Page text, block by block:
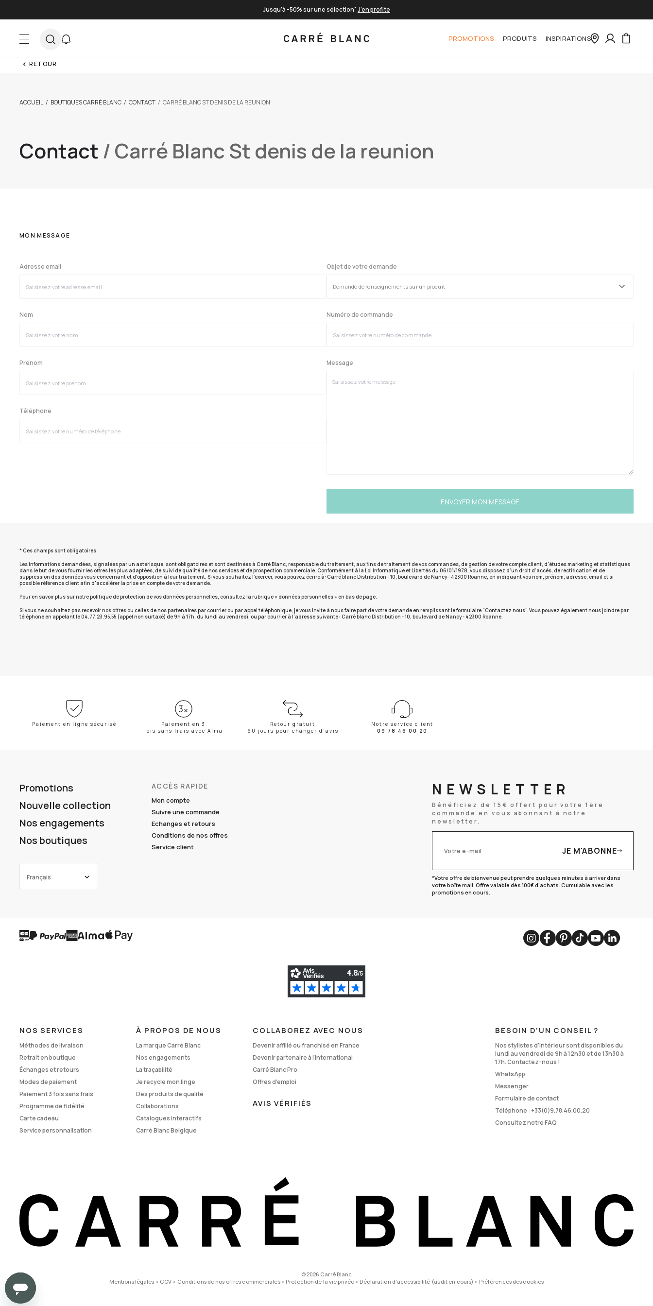
Jusqu'à -50% sur une sélection* J'en profite
PROMOTIONS PRODUITS INSPIRATIONS
RETOUR
ACCUEIL BOUTIQUES CARRÉ BLANC CONTACT CARRÉ BLANC ST DENIS DE LA REUNION
Contact / Carré Blanc St denis de la reunion
MON MESSAGE
Adresse email
Nom
Prénom
Téléphone
Objet de votre demande
Numéro de commande
Message
ENVOYER MON MESSAGE
* Ces champs sont obligatoires
Les informations demandées, signalées par un astérisque, sont obligatoires et sont destinées à Carré Blanc, responsable du traitement, aux fins de traitement de vos commandes, de gestion de votre compte client, d'études marketing et statistiques
dans le but de vous fournir les offres les plus adaptées, de suivi de qualité de nos services et de prospection commerciale. Conformément à la Loi Informatique et Libertés du 06/01/1978, vous disposez d'un droit d'accès, de rectification et de
suppression des données vous concernant et d'opposition à leur traitement. Si vous souhaitez l'exercer, vous pouvez écrire à: Carré blanc Distribution - 10, boulevard de Nancy - 42300 Roanne, en indiquant vos nom, prénom, adresse, email et si
possible référence client afin d'accélérer la prise en compte de votre demande.
Pour en savoir plus sur notre politique de protection de vos données personnelles, consultez la rubrique « données personnelles » en bas de page.
Si vous ne souhaitez pas recevoir nos offres ou celles de nos partenaires par courrier ou par appel téléphonique, je vous invite à nous faire part de votre demande en remplissant le formulaire "Contactez nous". Vous pouvez également nous joindre par
téléphone en appelant le 04.77.23.95.55 (appel non surtaxé) de 9h à 17h, du lundi au vendredi, ou par courrier à l'adresse suivante : Carré blanc Distribution - 10, boulevard de Nancy - 42300 Roanne.
Paiement en ligne sécurisé
Paiement en 3
fois sans frais avec Alma
Retour gratuit
60 jours pour changer d’avis
Notre service client
09 78 46 00 20
Promotions
Nouvelle collection
Nos engagements
Nos boutiques
Français
ACCÈS RAPIDE
Mon compte
Suivre une commande
Echanges et retours
Conditions de nos offres
Service client
NEWSLETTER
Bénéficiez de 15€ offert pour votre 1ère
commande en vous abonnant à notre
newsletter.
Votre e-mail JE M'ABONNE
*Votre offre de bienvenue peut prendre quelques minutes à arriver dans
votre boîte mail. Offre valable dès 100€ d'achats. Cumulable avec les
promotions en cours.
NOS SERVICES
Méthodes de livraison
Retrait en boutique
Échanges et retours
Modes de paiement
Paiement 3 fois sans frais
Programme de fidélité
Carte cadeau
Service personnalisation
À PROPOS DE NOUS
La marque Carré Blanc
Nos engagements
La traçabilité
Je recycle mon linge
Des produits de qualité
Collaborations
Catalogues interactifs
Carré Blanc Belgique
COLLABOREZ AVEC NOUS
Devenir affilié ou franchisé en France
Devenir partenaire à l'international
Carré Blanc Pro
Offres d'emploi
AVIS VÉRIFIÉS
BESOIN D'UN CONSEIL ?
Nos stylistes d'intérieur sont disponibles du
lundi au vendredi de 9h à 12h30 et de 13h30 à
17h. Contactez-nous !
WhatsApp
Messenger
Formulaire de contact
Téléphone : +33(0)9.78.46.00.20
Consultez notre FAQ
© 2026 Carré Blanc
Mentions légales • CGV • Conditions de nos offres commerciales • Protection de la vie privée • Déclaration d'accessibilité (audit en cours) • Préférences des cookies